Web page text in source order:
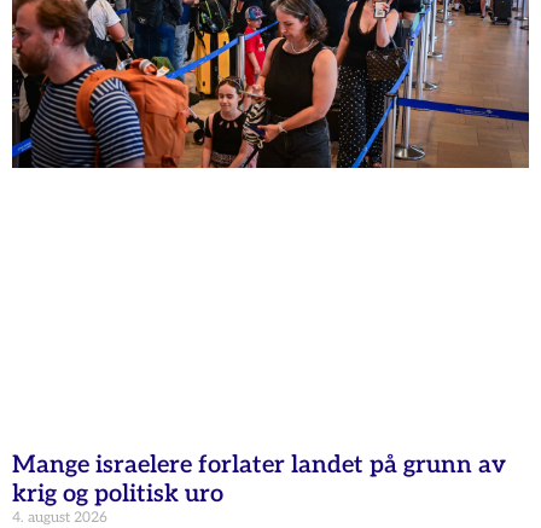
Mange israelere forlater landet på grunn av
krig og politisk uro
4. august 2026